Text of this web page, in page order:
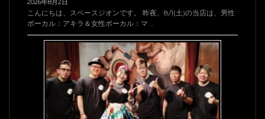
2026年8月2日
こんにちは、スペースジオンです。 昨夜、8/1(土)の当店は、男性
ボーカル：アキラ＆女性ボーカル：マ …